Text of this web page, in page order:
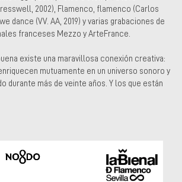
2002), Flamenco, flamenco (Carlos
dance (VV. AA, 2019) y varias grabaciones de
franceses Mezzo y ArteFrance.
existe una maravillosa conexión creativa:
mutuamente en un universo sonoro y
durante más de veinte años. Y los que están